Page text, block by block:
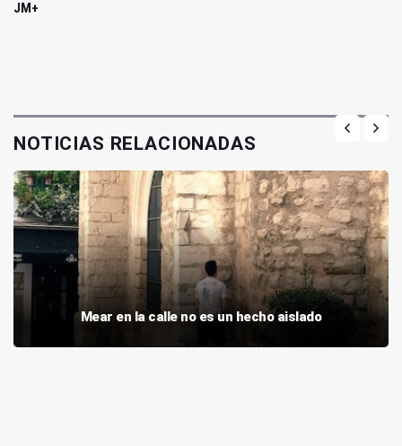
JM+
NOTICIAS RELACIONADAS
Mear en la calle no es un hecho aislado